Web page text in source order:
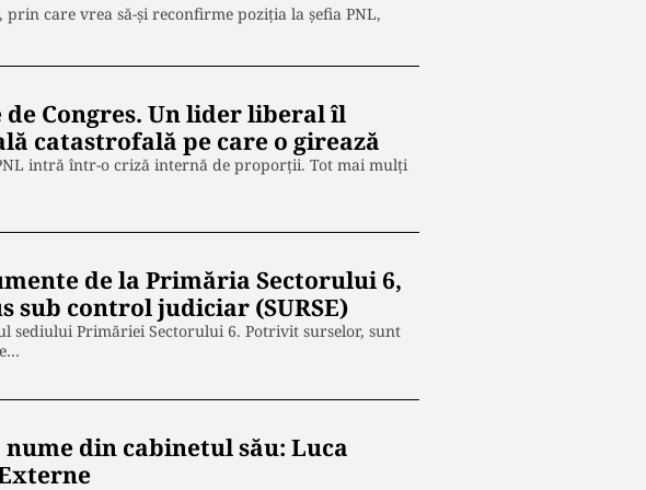
care vrea să-și reconfirme poziția la șefia PNL,
Congres. Un lider liberal îl
catastrofală pe care o girează
intră într-o criză internă de proporții. Tot mai mulți
de la Primăria Sectorului 6,
sub control judiciar (SURSE)
Primăriei Sectorului 6. Potrivit surselor, sunt
din cabinetul său: Luca